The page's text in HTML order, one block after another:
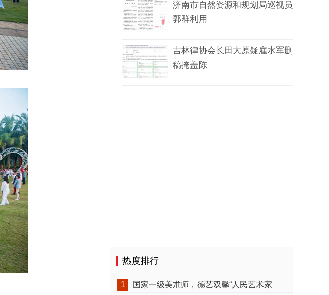
济南市自然资源和规划局巡视员
郭群利用
吉林律协会长田大原疑雇水军删
稿掩盖陈
热度排行
1 国家一级美朮师，德艺双馨“人民艺术家